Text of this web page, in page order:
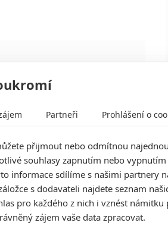
aneb nejlepší filmy
18:07 2Partneři Prohlášení o
přijmout nebo odmítnou
souhlasy zapnutím nebo
informace sdílíme s našimi partnery
s dodavateli najdete seznam
pro každého z nich i vznést
zájem vaše data zpracovat.